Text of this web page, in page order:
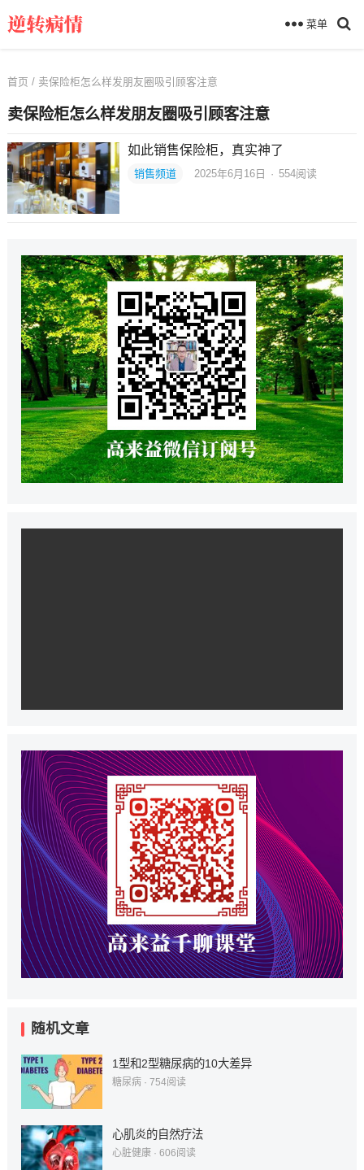
菜单
首页 / 卖保险柜怎么样发朋友圈吸引顾客注意
卖保险柜怎么样发朋友圈吸引顾客注意
如此销售保险柜，真实神了
销售频道 2025年6月16日 · 554阅读
随机文章
1型和2型糖尿病的10大差异
糖尿病· 754阅读
心肌炎的自然疗法
心脏健康· 606阅读